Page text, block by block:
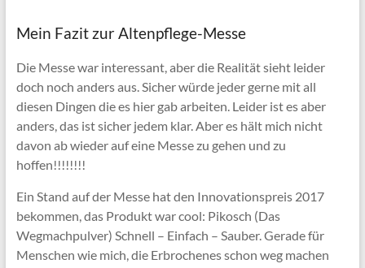
Mein Fazit zur Altenpflege-Messe
Die Messe war interessant, aber die Realität sieht leider
doch noch anders aus. Sicher würde jeder gerne mit all
diesen Dingen die es hier gab arbeiten. Leider ist es aber
anders, das ist sicher jedem klar. Aber es hält mich nicht
davon ab wieder auf eine Messe zu gehen und zu
hoffen!!!!!!!!
Ein Stand auf der Messe hat den Innovationspreis 2017
bekommen, das Produkt war cool: Pikosch (Das
Wegmachpulver) Schnell – Einfach – Sauber. Gerade für
Menschen wie mich, die Erbrochenes schon weg machen